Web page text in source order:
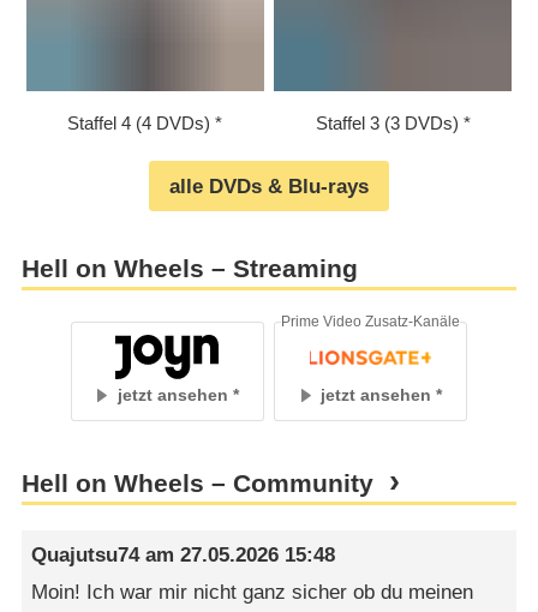
Staffel 4 (4 DVDs) Staffel 3 (3 DVDs)
alle DVDs & Blu-rays
Hell on Wheels – Streaming
jetzt ansehen jetzt ansehen
Prime Video Zusatz-Kanäle
Hell on Wheels – Community
Quajutsu74am27.05.2026 15:48
Moin! Ich war mir nicht ganz sicher ob du meinen